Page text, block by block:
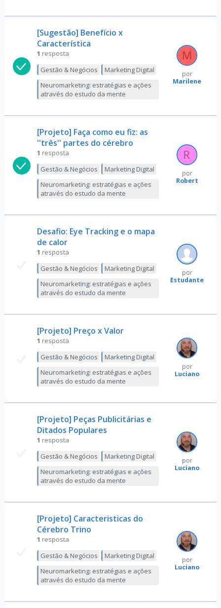
[Sugestão] Benefício x
Característica
1 resposta
Gestão & Negócios
Marketing Digital
Neuromarketing: estratégias e ações
através do estudo da mente
por
Marilene
[Projeto] Faça como eu fiz: as
''três'' partes do cérebro
1 resposta
Gestão & Negócios
Marketing Digital
Neuromarketing: estratégias e ações
através do estudo da mente
por
Robert
Desafio: Eye Tracking e o mapa
de calor
1 resposta
Gestão & Negócios
Marketing Digital
Neuromarketing: estratégias e ações
através do estudo da mente
por
Estudante
[Projeto] Preço x Valor
1 resposta
Gestão & Negócios
Marketing Digital
Neuromarketing: estratégias e ações
através do estudo da mente
por
Luciano
[Projeto] Peças Publicitárias e
Ditados Populares
1 resposta
Gestão & Negócios
Marketing Digital
Neuromarketing: estratégias e ações
através do estudo da mente
por
Luciano
[Projeto] Caracteristicas do
Cérebro Trino
1 resposta
Gestão & Negócios
Marketing Digital
Neuromarketing: estratégias e ações
através do estudo da mente
por
Luciano